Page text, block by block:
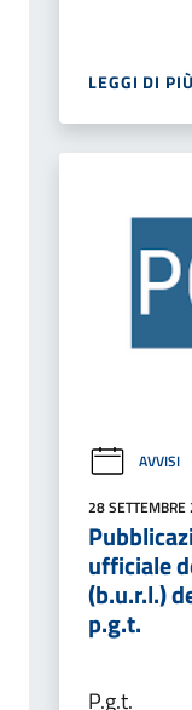
LEGGI DI PIÙ
AVVISI
28
ufficiale
(b.u.r.l.)
p.g.t.
P.g.t.